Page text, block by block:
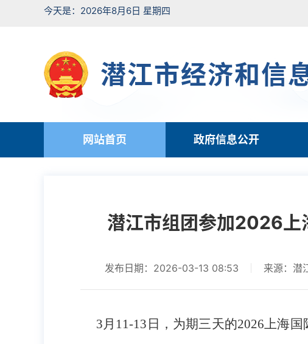
今天是：2026年8月6日 星期四
潜江市经济和信
网站首页 政府信息公开
潜江市组团参加2026
发布日期：2026-03-13 08:53 来源：潜
3月11-13日，为期三天的2026上海